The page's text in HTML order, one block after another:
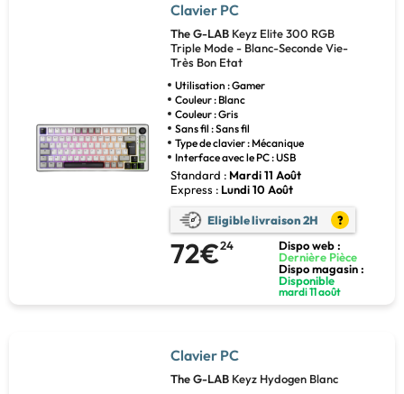
Clavier PC
The G-LAB Keyz Elite 300 RGB
Triple Mode - Blanc-Seconde Vie-
Très Bon Etat
Utilisation : Gamer
Couleur : Blanc
Couleur : Gris
Sans fil : Sans fil
Type de clavier : Mécanique
Interface avec le PC : USB
Standard : Mardi 11 Août
Express : Lundi 10 Août
Eligible livraison 2H ?
72€24
Dispo web :
Dernière Pièce
Dispo magasin :
Disponible
mardi 11 août
Clavier PC
The G-LAB Keyz Hydogen Blanc